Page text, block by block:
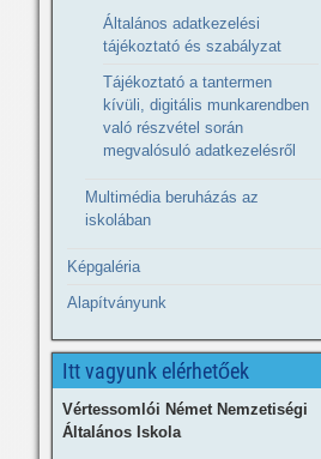
Általános adatkezelési
tájékoztató és szabályzat
Tájékoztató a tantermen
kívüli, digitális munkarendben
való részvétel során
megvalósuló adatkezelésről
Multimédia beruházás az
iskolában
Képgaléria
Alapítványunk
Itt vagyunk elérhetőek
Vértessomlói Német Nemzetiségi
Általános Iskola